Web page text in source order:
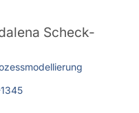
Scheck-